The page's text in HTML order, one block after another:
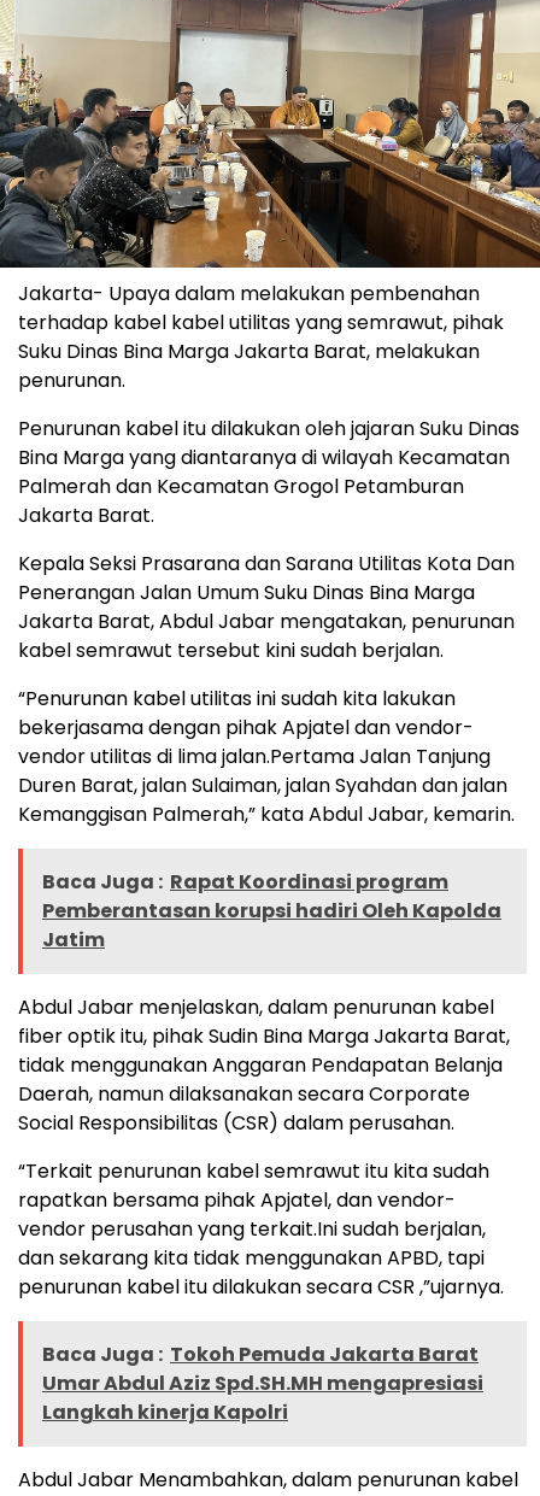
Jakarta- Upaya dalam melakukan pembenahan
terhadap kabel kabel utilitas yang semrawut, pihak
Suku Dinas Bina Marga Jakarta Barat, melakukan
penurunan.
Penurunan kabel itu dilakukan oleh jajaran Suku Dinas
Bina Marga yang diantaranya di wilayah Kecamatan
Palmerah dan Kecamatan Grogol Petamburan
Jakarta Barat.
Kepala Seksi Prasarana dan Sarana Utilitas Kota Dan
Penerangan Jalan Umum Suku Dinas Bina Marga
Jakarta Barat, Abdul Jabar mengatakan, penurunan
kabel semrawut tersebut kini sudah berjalan.
“Penurunan kabel utilitas ini sudah kita lakukan
bekerjasama dengan pihak Apjatel dan vendor-
vendor utilitas di lima jalan.Pertama Jalan Tanjung
Duren Barat, jalan Sulaiman, jalan Syahdan dan jalan
Kemanggisan Palmerah,” kata Abdul Jabar, kemarin.
Baca Juga : Rapat Koordinasi program
Pemberantasan korupsi hadiri Oleh Kapolda
Jatim
Abdul Jabar menjelaskan, dalam penurunan kabel
fiber optik itu, pihak Sudin Bina Marga Jakarta Barat,
tidak menggunakan Anggaran Pendapatan Belanja
Daerah, namun dilaksanakan secara Corporate
Social Responsibilitas (CSR) dalam perusahan.
“Terkait penurunan kabel semrawut itu kita sudah
rapatkan bersama pihak Apjatel, dan vendor-
vendor perusahan yang terkait.Ini sudah berjalan,
dan sekarang kita tidak menggunakan APBD, tapi
penurunan kabel itu dilakukan secara CSR ,”ujarnya.
Baca Juga : Tokoh Pemuda Jakarta Barat
Umar Abdul Aziz Spd.SH.MH mengapresiasi
Langkah kinerja Kapolri
Abdul Jabar Menambahkan, dalam penurunan kabel